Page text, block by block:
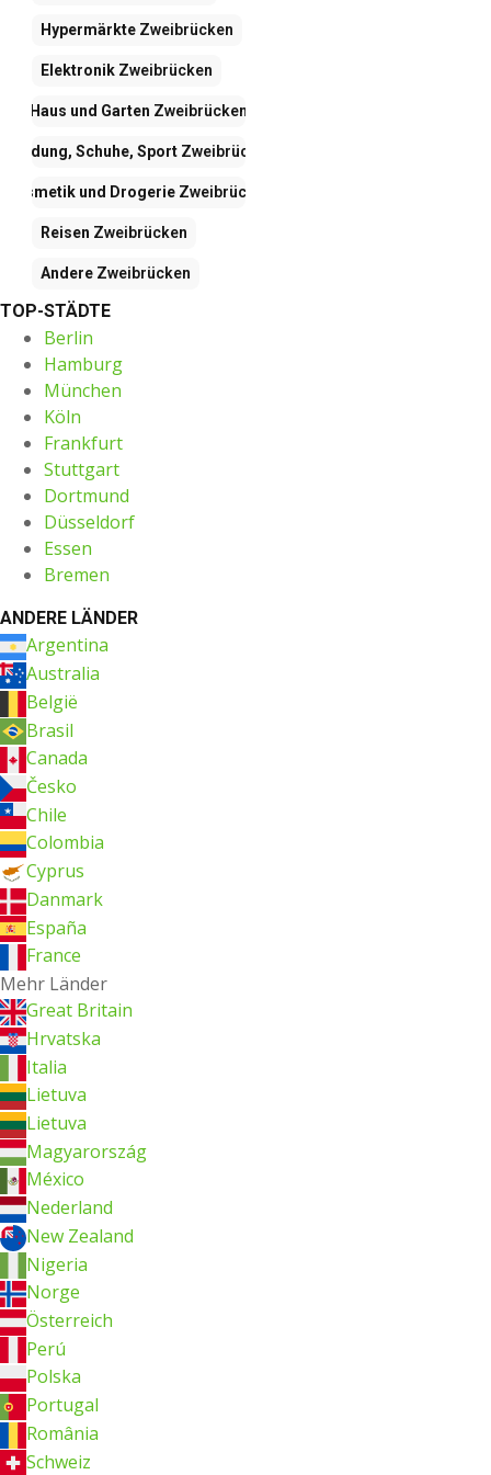
Hypermärkte Zweibrücken
Elektronik Zweibrücken
Haus und Garten Zweibrücken
Kleidung, Schuhe, SportZweibrücken
Kosmetik und DrogerieZweibrücken
Reisen Zweibrücken
Andere Zweibrücken
TOP-STÄDTE
Berlin
Hamburg
München
Köln
Frankfurt
Stuttgart
Dortmund
Düsseldorf
Essen
Bremen
ANDERE LÄNDER
Argentina
Australia
België
Brasil
Canada
Česko
Chile
Colombia
Cyprus
Danmark
España
France
Mehr Länder
Great Britain
Hrvatska
Italia
Lietuva
Lietuva
Magyarország
México
Nederland
New Zealand
Nigeria
Norge
Österreich
Perú
Polska
Portugal
România
Schweiz